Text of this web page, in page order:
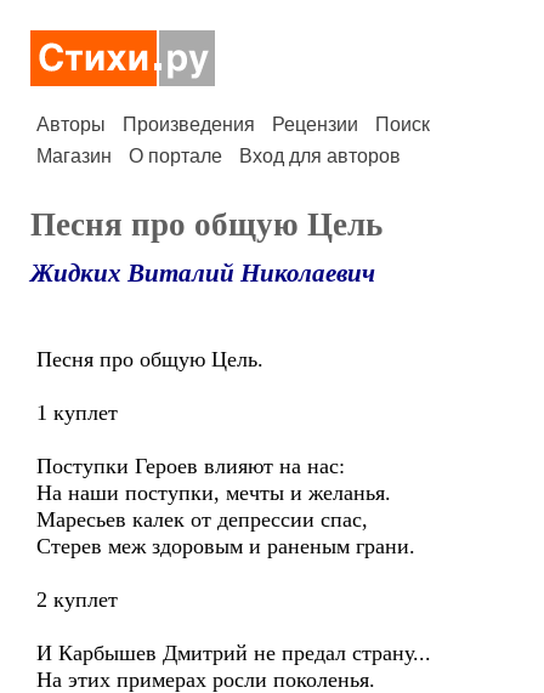
Авторы Произведения Рецензии
Поиск
Магазин
О портале Вход для авторов
Песня про общую Цель
Жидких Виталий Николаевич
Песня про общую Цель.
1 куплет
Поступки Героев влияют на нас:
На наши поступки, мечты и желанья.
Маресьев калек от депрессии спас,
Стерев меж здоровым и раненым грани.
2 куплет
И Карбышев Дмитрий не предал страну...
На этих примерах росли поколенья.